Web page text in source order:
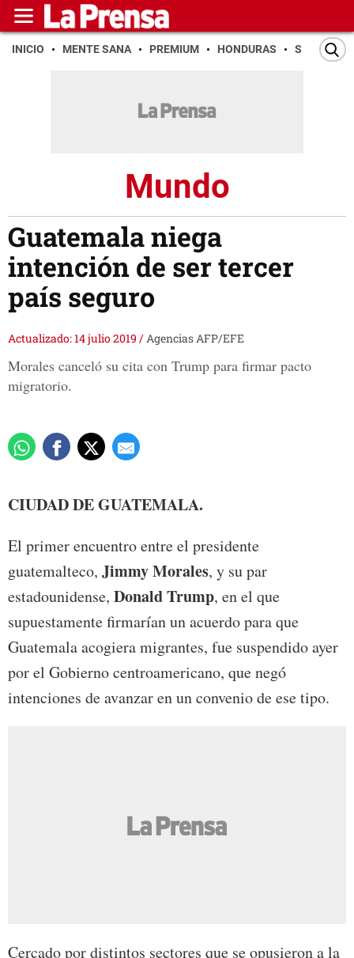
INICIO MENTE SANA PREMIUM HONDURAS SAN PEDRO
Mundo
Guatemala niega
intención de ser tercer
país seguro
Actualizado: 14 julio 2019 /Agencias AFP/EFE
Morales canceló su cita con Trump para firmar pacto
migratorio.
CIUDAD DE GUATEMALA.
El primer encuentro entre el presidente
guatemalteco, Jimmy Morales, y su par
estadounidense, Donald Trump, en el que
supuestamente firmarían un acuerdo para que
Guatemala acogiera migrantes, fue suspendido ayer
por el Gobierno centroamericano, que negó
intenciones de avanzar en un convenio de ese tipo.
Cercado por distintos sectores que se opusieron a la